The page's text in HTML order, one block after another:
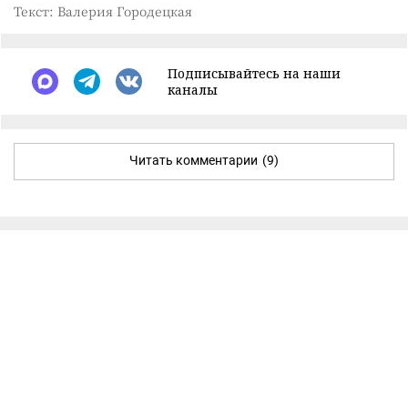
Текст: Валерия Городецкая
Подписывайтесь на наши
каналы
Читать комментарии (9)